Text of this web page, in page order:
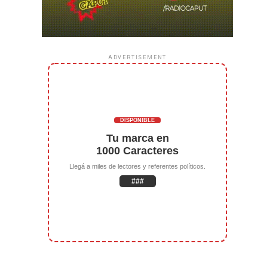
ADVERTISEMENT
DISPONIBLE
Tu marca en
1000 Caracteres
Llegá a miles de lectores y referentes políticos.
###